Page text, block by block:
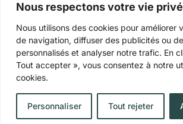
Nous respectons votre vie
Nous utilisons des cookies pour améliorer
de navigation, diffuser des publicités ou
personnalisés et analyser notre trafic. En
Tout accepter », vous consentez à notre
cookies.
Personnaliser Tout rejeter
En appuyant sur le bouton « s’inscrire», vous
avez lu et que vous acceptez nosconditions
concernant le stockage des données soumises